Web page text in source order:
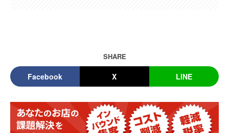
SHARE
Facebook X LINE